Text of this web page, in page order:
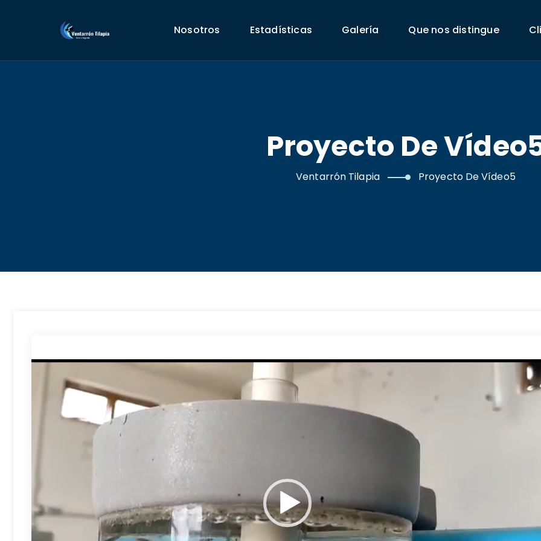
Nosotros Estadísticas Galería Que nos distingue
Proyecto De
Ventarrón Tilapia Proyecto De Vídeo5
Reproductor